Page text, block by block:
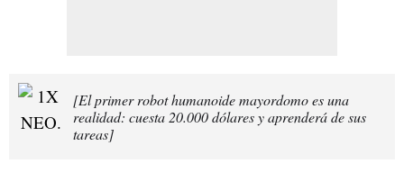
[El primer robot humanoide mayordomo es una
realidad: cuesta 20.000 dólares y aprenderá de sus
tareas]